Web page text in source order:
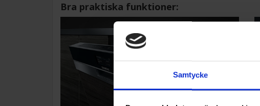
Samtycke
Bra praktiska funktioner: